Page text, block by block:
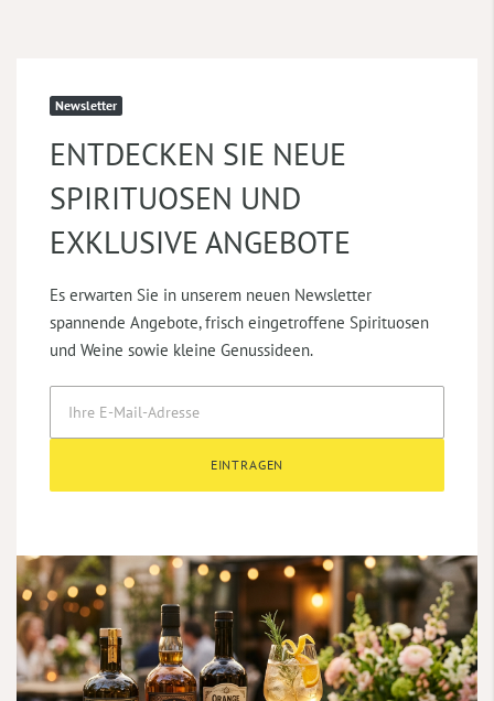
Newsletter
ENTDECKEN SIE NEUE
SPIRITUOSEN UND
EXKLUSIVE ANGEBOTE
Es erwarten Sie in unserem neuen Newsletter
spannende Angebote, frisch eingetroffene Spirituosen
und Weine sowie kleine Genussideen.
EINTRAGEN